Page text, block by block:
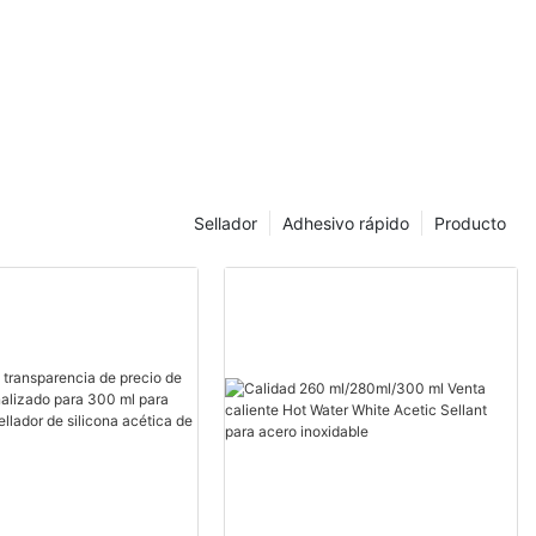
Producto
Adhesivo rápido
Sellador